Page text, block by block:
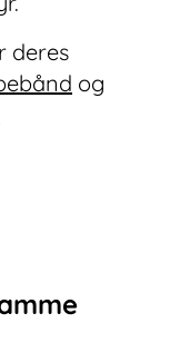
deres
og